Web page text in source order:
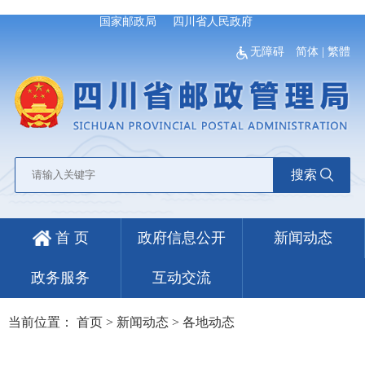
国家邮政局 四川省人民政府
无障碍 简体 |繁體
搜索
首 页 政府信息公开 新闻动态
政务服务 互动交流
当前位置： 首页 > 新闻动态 > 各地动态